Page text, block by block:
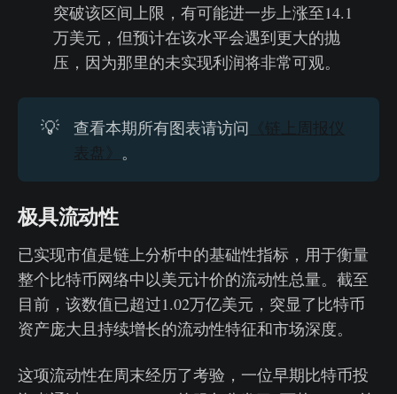
突破该区间上限，有可能进一步上涨至14.1
万美元，但预计在该水平会遇到更大的抛
压，因为那里的未实现利润将非常可观。
💡 查看本期所有图表请访问 《链上周报仪
表盘》 。
极具流动性
已实现市值是链上分析中的基础性指标，用于衡量
整个比特币网络中以美元计价的流动性总量。截至
目前，该数值已超过1.02万亿美元，突显了比特币
资产庞大且持续增长的流动性特征和市场深度。
这项流动性在周末经历了考验，一位早期比特币投